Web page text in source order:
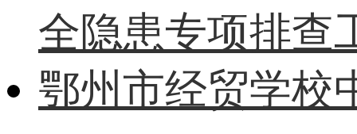
全隐患专项排查
鄂州市经贸学校